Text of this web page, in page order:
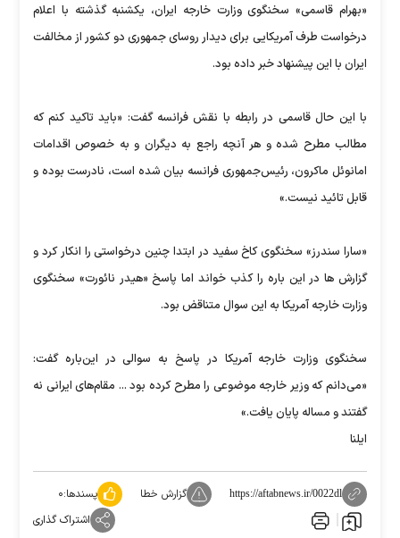
«بهرام قاسمی» سخنگوی وزارت خارجه ایران، یکشنبه گذشته با اعلام
درخواست طرف آمریکایی برای دیدار روسای جمهوری دو کشور از مخالفت
ایران با این پیشنهاد خبر داده بود.
با این حال قاسمی در رابطه با نقش فرانسه گفت: «باید تاکید کنم که
مطالب مطرح شده و هر آنچه راجع به دیگران و به خصوص اقدامات
امانوئل ماکرون، رئیس‌جمهوری فرانسه بیان شده است، نادرست بوده و
قابل تائید نیست.»
«سارا سندرز» سخنگوی کاخ سفید در ابتدا چنین درخواستی را انکار کرد و
گزارش ها در این باره را کذب خواند اما پاسخ «هیدر نائورت» سخنگوی
وزارت خارجه آمریکا به این سوال متناقض بود.
سخنگوی وزارت خارجه آمریکا در پاسخ به سوالی در این‌باره گفت:
«می‌دانم که وزیر خارجه موضوعی را مطرح کرده بود ... مقام‌های ایرانی نه
گفتند و مساله پایان یافت.»
ایلنا
https://aftabnews.ir/0022dl گزارش خطا پسندها:۰
اشتراک گذاری